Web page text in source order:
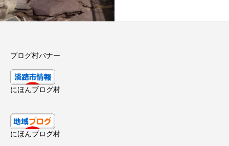
ブログ村バナー
にほんブログ村
にほんブログ村